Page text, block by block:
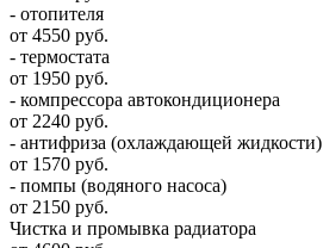
- отопителя
от 4550 руб.
- термостата
от 1950 руб.
- компрессора автокондиционера
от 2240 руб.
- антифриза (охлаждающей жидкости)
от 1570 руб.
- помпы (водяного насоса)
от 2150 руб.
Чистка и промывка радиатора